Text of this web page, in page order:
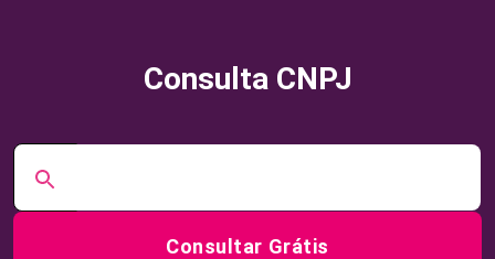
Consulta CNPJ
Consultar Grátis